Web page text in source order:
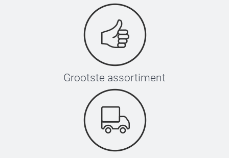
Grootste assortiment